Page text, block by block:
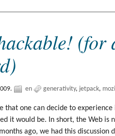
(for
en generativity jetpack
that one can decide to
it would be. In short, the Web is
ago, we had this discussion